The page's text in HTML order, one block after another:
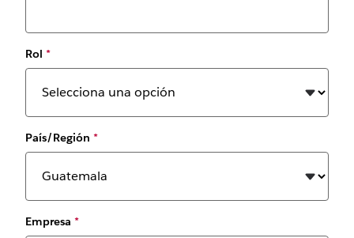
Rol *
País/Región *
Empresa *